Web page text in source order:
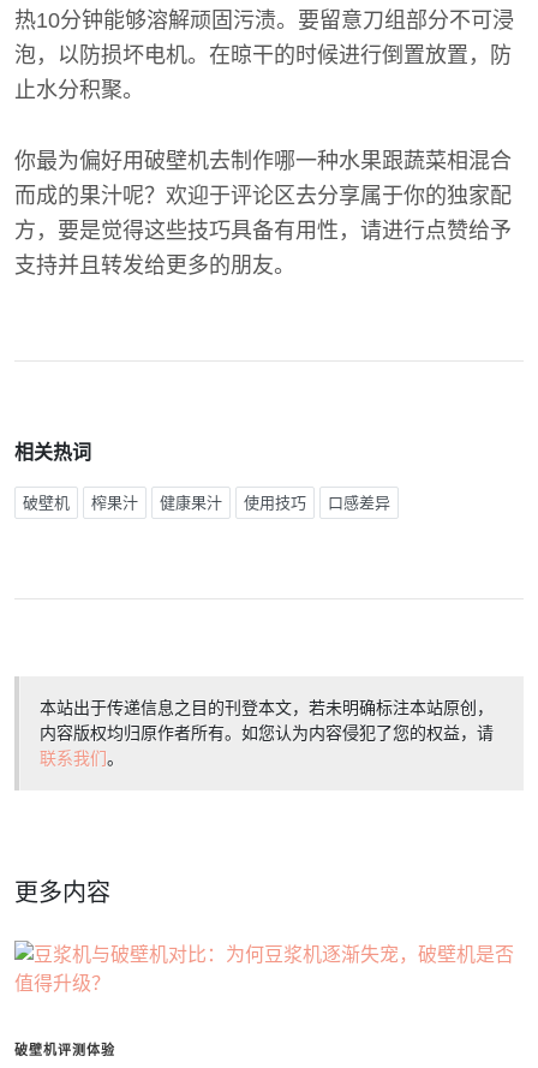
热10分钟能够溶解顽固污渍。要留意刀组部分不可浸
泡，以防损坏电机。在晾干的时候进行倒置放置，防
止水分积聚。
你最为偏好用破壁机去制作哪一种水果跟蔬菜相混合
而成的果汁呢？欢迎于评论区去分享属于你的独家配
方，要是觉得这些技巧具备有用性，请进行点赞给予
支持并且转发给更多的朋友。
相关热词
破壁机 榨果汁 健康果汁 使用技巧 口感差异
本站出于传递信息之目的刊登本文，若未明确标注本站原创，
内容版权均归原作者所有。如您认为内容侵犯了您的权益，请
联系我们。
更多内容
破壁机评测体验